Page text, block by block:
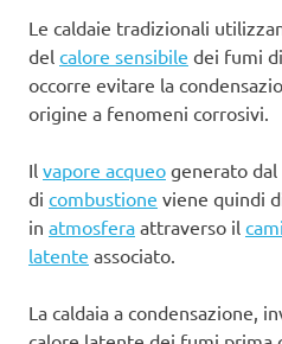
Le caldaie tradizionali
del calore sensibile dei fumi
occorre evitare la
origine a fenomeni corrosivi.
Il vapore acqueo generato dal
di combustione viene quindi
in atmosfera attraverso il
latente associato.
La caldaia a condensazione,